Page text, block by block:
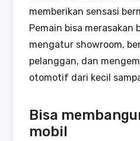
memberikan sensasi
Pemain bisa merasakan
mengatur showroom,
pelanggan, dan
otomotif dari kecil
Bisa
mobil